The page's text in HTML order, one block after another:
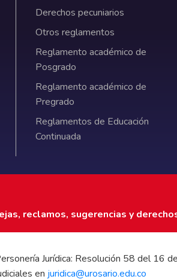
Derechos pecuniarios
Otros reglamentos
Reglamento académico de
Posgrado
Reglamento académico de
Pregrado
Reglamentos de Educación
Continuada
reclamos, sugerencias y
Jurídica: Resolución 58 del
en juridica@urosario.edu.co